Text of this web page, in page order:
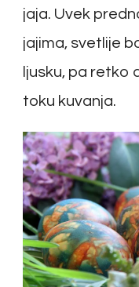
jaja. Uvek
jajima, svetlije
ljusku, pa retko
toku kuvanja.